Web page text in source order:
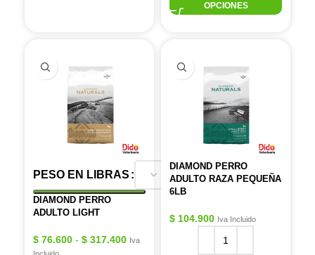
OPCIONES
PESO EN LIBRAS
DIAMOND PERRO
ADULTO LIGHT
$ 76.600 - $ 317.400 Iva
DIAMOND PERRO
ADULTO RAZA PEQUEÑA
6LB
$ 104.900 Iva Incluido